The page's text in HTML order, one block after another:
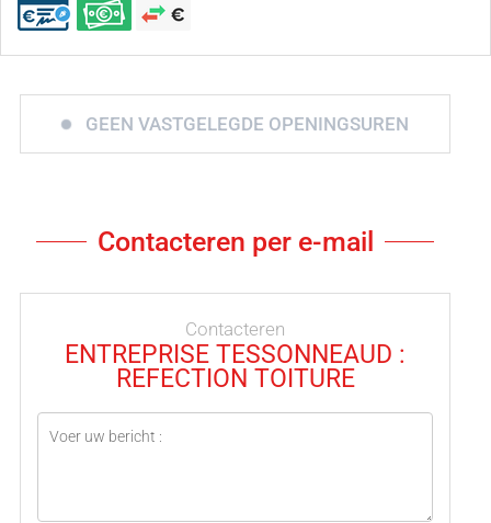
GEEN VASTGELEGDE OPENINGSUREN
Contacteren per e-mail
Contacteren
ENTREPRISE TESSONNEAUD :
REFECTION TOITURE